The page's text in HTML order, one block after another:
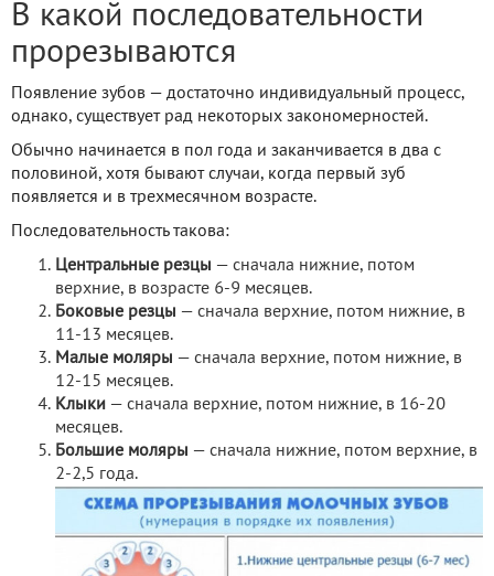
В какой последовательности
прорезываются
Появление зубов — достаточно индивидуальный процесс,
однако, существует рад некоторых закономерностей.
Обычно начинается в пол года и заканчивается в два с
половиной, хотя бывают случаи, когда первый зуб
появляется и в трехмесячном возрасте.
Последовательность такова:
Центральные резцы — сначала нижние, потом
верхние, в возрасте 6-9 месяцев.
Боковые резцы — сначала верхние, потом нижние, в
11-13 месяцев.
Малые моляры — сначала верхние, потом нижние, в
12-15 месяцев.
Клыки — сначала верхние, потом нижние, в 16-20
месяцев.
Большие моляры — сначала нижние, потом верхние, в
2-2,5 года.